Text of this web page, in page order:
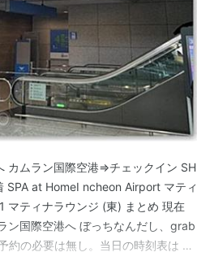
カムラン国際空港⇒チェックイン SH
SPA at HomeI ncheon Airport マティ
マティナラウンジ (東) まとめ 現在
ン国際空港へ ぼっちなんだし、grab
約の必要は無し。当日の時刻表は 毎